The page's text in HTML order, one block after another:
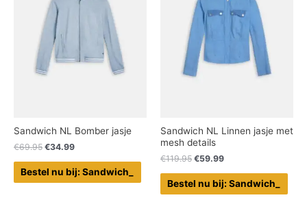
Sandwich NL Bomber jasje
€69.95 €34.99
Bestel nu bij: Sandwich_
Sandwich NL Linnen jasje met
mesh details
€119.95 €59.99
Bestel nu bij: Sandwich_